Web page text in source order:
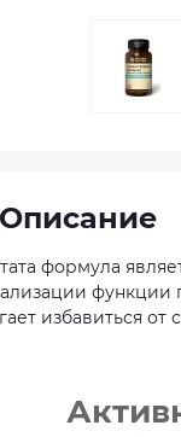
Описание
формула
функции
избавиться от